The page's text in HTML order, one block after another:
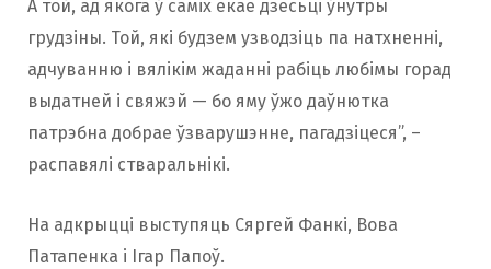
А той, ад якога ў саміх ёкае дзесьці ўнутры
грудзіны. Той, які будзем узводзіць па натхненні,
адчуванню і вялікім жаданні рабіць любімы горад
выдатней і свяжэй — бо яму ўжо даўнютка
патрэбна добрае ўзварушэнне, пагадзіцеся”, –
распавялі стваральнікі.
На адкрыцці выступяць Сяргей Фанкі, Вова
Патапенка і Ігар Папоў.